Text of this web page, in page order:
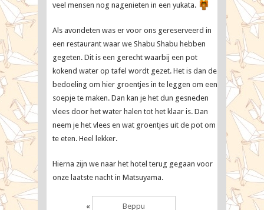
veel mensen nog nagenieten in een yukata.
Als avondeten was er voor ons gereserveerd in
een restaurant waar we Shabu Shabu hebben
gegeten. Dit is een gerecht waarbij een pot
kokend water op tafel wordt gezet. Het is dan de
bedoeling om hier groentjes in te leggen om een
soepje te maken. Dan kan je het dun gesneden
vlees door het water halen tot het klaar is. Dan
neem je het vlees en wat groentjes uit de pot om
te eten. Heel lekker.
Hierna zijn we naar het hotel terug gegaan voor
onze laatste nacht in Matsuyama.
« Beppu